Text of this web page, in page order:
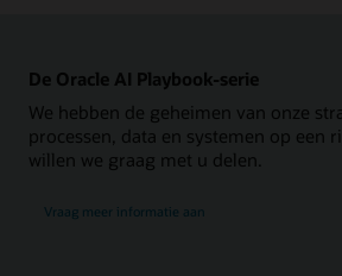
De Oracle AI Playbook-serie
We hebben de geheimen van onze
processen, data en systemen op een
willen we graag met u delen.
Vraag meer informatie aan